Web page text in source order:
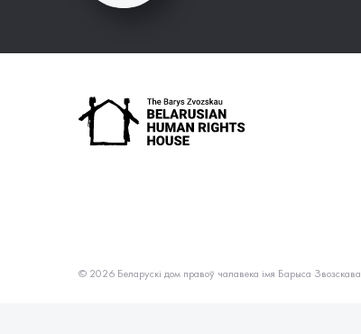
© 2026 Беларускі дом правоў чалавека імя Барыса Звозскава